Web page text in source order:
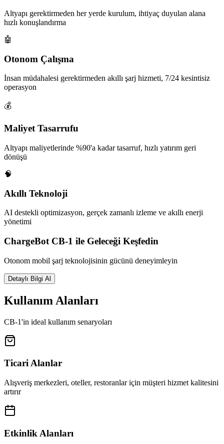
Altyapı gerektirmeden her yerde kurulum, ihtiyaç duyulan alana
hızlı konuşlandırma
🤖
Otonom Çalışma
İnsan müdahalesi gerektirmeden akıllı şarj hizmeti, 7/24 kesintisiz
operasyon
💰
Maliyet Tasarrufu
Altyapı maliyetlerinde %90'a kadar tasarruf, hızlı yatırım geri
dönüşü
🧠
Akıllı Teknoloji
AI destekli optimizasyon, gerçek zamanlı izleme ve akıllı enerji
yönetimi
ChargeBot CB-1 ile Geleceği Keşfedin
Otonom mobil şarj teknolojisinin gücünü deneyimleyin
Detaylı Bilgi Al
Kullanım Alanları
CB-1'in ideal kullanım senaryoları
Ticari Alanlar
Alışveriş merkezleri, oteller, restoranlar için müşteri hizmet kalitesini
artırır
Etkinlik Alanları